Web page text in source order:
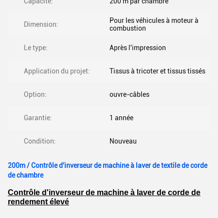
Dimension:
Pour les véhicules à moteur à
combustion
Le type: Après l'impression
Application du projet: Tissus à tricoter et tissus tissés
Option: ouvre-câbles
Garantie: 1 année
Condition: Nouveau
200m / Contrôle d'inverseur de machine à laver de textile de corde
de chambre
Contrôle d'inverseur de machine à laver de corde de
rendement élevé